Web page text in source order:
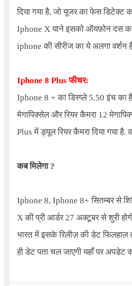
दिया गया है, जो यूजर का फेस डिटेक्ट
Iphone Xयाने इसको ऑयफ़ोन दस
iphone की सीरीज का ये अलगा वर्शन
Iphone 8 Plusफीचर:
Iphone 8 + का डिस्प्ले 5.50 इंच का
मेगापिक्सेल और रियर कैमरा 12
Plus में ड्यूल रियर कैमरा दिया गया
कब मिलेगा ?
Iphone 8, Iphone 8+ सितम्बर से
X की प्री आर्डर 27 अक्टूबर से शुरी
भारत में इसके रिलीज़ की डेट फिलहाल
ही डेट पता चल जाएगी यहाँ पर अपडेट